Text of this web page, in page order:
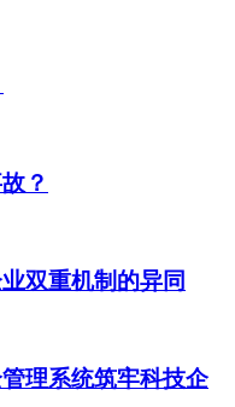
？
双重机制的异同
理系统筑牢科技企